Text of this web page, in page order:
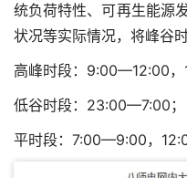
统负荷特性、可再生能源
状况等实际情况，将峰谷时
高峰时段：9:00—12:00，
低谷时段：23:00—7:00；
平时段：7:00—9:00，